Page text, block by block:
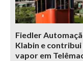
Fiedler
Klabin e contribui
vapor em